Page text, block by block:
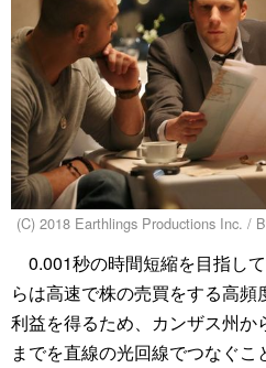
(C) 2018 Earthlings Productions Inc. /
0.001秒の時間短縮を目指し
らは高速で株の売買をする高
利益を得るため、カンザス州
までを直線の光回線でつなぐ